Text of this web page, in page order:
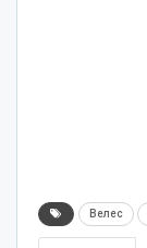
Велес